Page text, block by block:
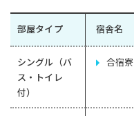
部屋タイプ 宿舎名
シングル（バ
ス・トイレ
付）
合宿寮